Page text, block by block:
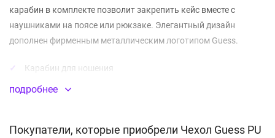
карабин в комплекте позволит закрепить кейс вместе с
наушниками на поясе или рюкзаке. Элегантный дизайн
дополнен фирменным металлическим логотипом Guess.
Карабин для ношения
Надежная фиксация
подробнее
Покупатели, которые приобрели Чехол Guess PU